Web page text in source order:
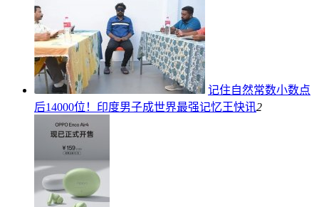
记住自然常数小数点
后14000位！印度男子成世界最强记忆王快讯2